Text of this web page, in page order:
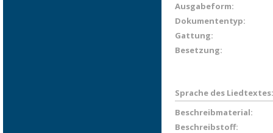
Ausgabeform:
Dokumententyp:
Gattung:
Besetzung:
Sprache des Liedtextes:
Beschreibmaterial:
Beschreibstoff: